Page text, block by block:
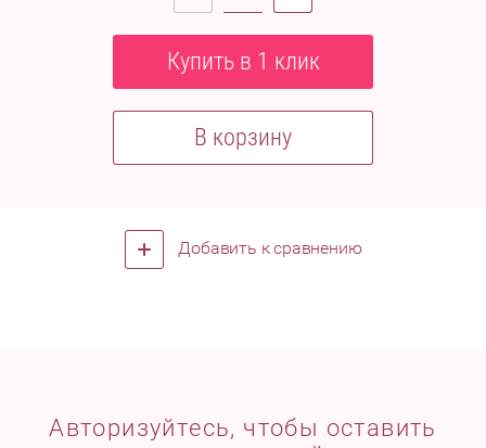
Купить в 1 клик
В корзину
Добавить к сравнению
Авторизуйтесь, чтобы оставить